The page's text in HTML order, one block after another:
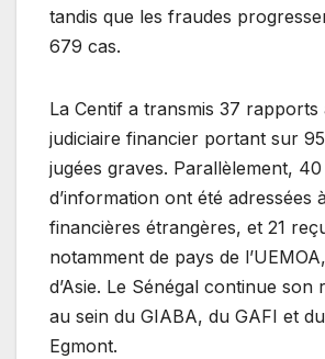
tandis que les fraudes
679 cas.
La Centif a transmis 37 rapports
judiciaire financier portant sur
jugées graves. Parallèlement, 40
d’information ont été adressées
financières étrangères, et 21
notamment de pays de
d’Asie. Le Sénégal continue
au sein du GIABA, du GAFI et
Egmont.